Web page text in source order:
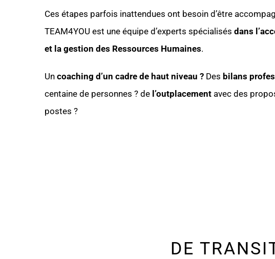
Ces étapes parfois inattendues ont besoin d’être
TEAM4YOU est une équipe d’experts spécialisés dans
et la gestion des Ressources Humaines.
Un coaching d’un cadre de haut niveau ?Des bilans
centaine de personnes ? de l’outplacementavec des
postes ?
DE